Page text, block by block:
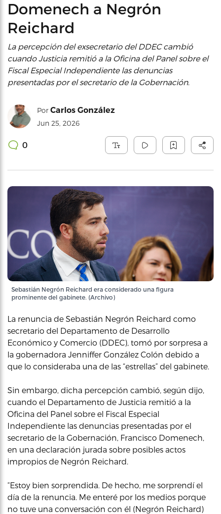
Domenech a Negrón
Reichard
La percepción del exsecretario del DDEC cambió
cuando Justicia remitió a la Oficina del Panel sobre el
Fiscal Especial Independiente las denuncias
presentadas por el secretario de la Gobernación.
Por Carlos González
Jun 25, 2026
0
Sebastián Negrón Reichard era considerado una figura
prominente del gabinete. (Archivo)
La renuncia de Sebastián Negrón Reichard como
secretario del Departamento de Desarrollo
Económico y Comercio (DDEC), tomó por sorpresa a
la gobernadora Jenniffer González Colón debido a
que lo consideraba una de las “estrellas” del gabinete.
Sin embargo, dicha percepción cambió, según dijo,
cuando el Departamento de Justicia remitió a la
Oficina del Panel sobre el Fiscal Especial
Independiente las denuncias presentadas por el
secretario de la Gobernación, Francisco Domenech,
en una declaración jurada sobre posibles actos
impropios de Negrón Reichard.
“Estoy bien sorprendida. De hecho, me sorprendí el
día de la renuncia. Me enteré por los medios porque
no tuve una conversación con él (Negrón Reichard)